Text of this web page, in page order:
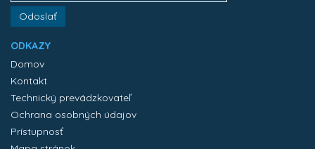
Odoslať
ODKAZY
Domov
Kontakt
Technický prevádzkovateľ
Ochrana osobných údajov
Prístupnosť